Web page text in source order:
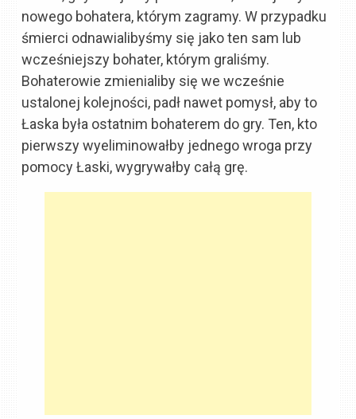
nowego bohatera, którym zagramy. W przypadku
śmierci odnawialibyśmy się jako ten sam lub
wcześniejszy bohater, którym graliśmy.
Bohaterowie zmienialiby się we wcześnie
ustalonej kolejności, padł nawet pomysł, aby to
Łaska była ostatnim bohaterem do gry. Ten, kto
pierwszy wyeliminowałby jednego wroga przy
pomocy Łaski, wygrywałby całą grę.